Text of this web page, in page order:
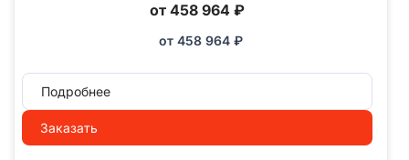
от 458 964 ₽
от 458 964 ₽
Подробнее
Заказать